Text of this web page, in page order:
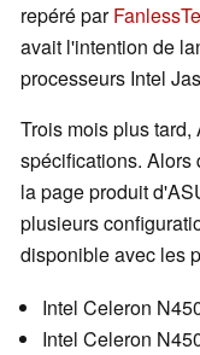
repéré par
avait l'intention de
processeurs Intel
Trois mois plus
spécifications. Alors
la page produit
plusieurs
disponible avec les
Intel Celeron
Intel Celeron